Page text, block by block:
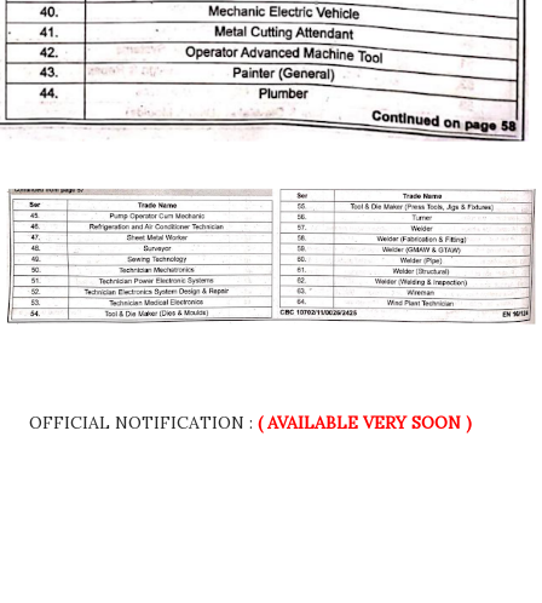
OFFICIAL NOTIFICATION : ( AVAILABLE VERY SOON )